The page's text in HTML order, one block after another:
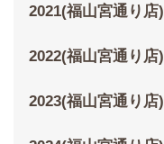
2021(福山宮通り店)
2022(福山宮通り店)
2023(福山宮通り店)